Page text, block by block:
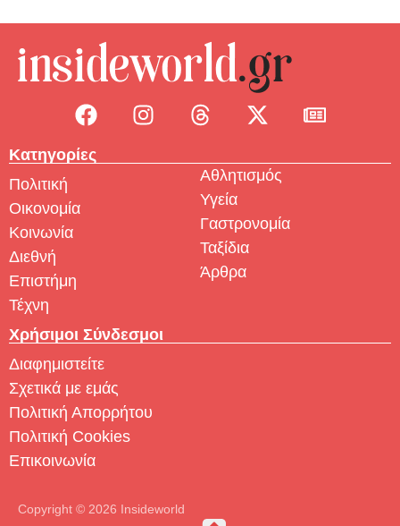
Κατηγορίες
Πολιτική
Οικονομία
Κοινωνία
Διεθνή
Επιστήμη
Τέχνη
Αθλητισμός
Υγεία
Γαστρονομία
Ταξίδια
Άρθρα
Χρήσιμοι Σύνδεσμοι
Διαφημιστείτε
Σχετικά με εμάς
Πολιτική Απορρήτου
Πολιτική Cookies
Επικοινωνία
Copyright © 2026 Insideworld